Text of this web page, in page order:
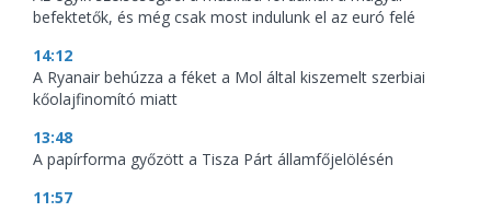
befektetők, és még csak most indulunk el az euró felé
14:12
A Ryanair behúzza a féket a Mol által kiszemelt szerbiai
kőolajfinomító miatt
13:48
A papírforma győzött a Tisza Párt államfőjelölésén
11:57